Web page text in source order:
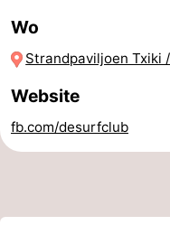
&
tun
-
Museen
-
Mühlen
-
Wo
Strandpaviljoen Txiki
Website
fb.com/desurfclub